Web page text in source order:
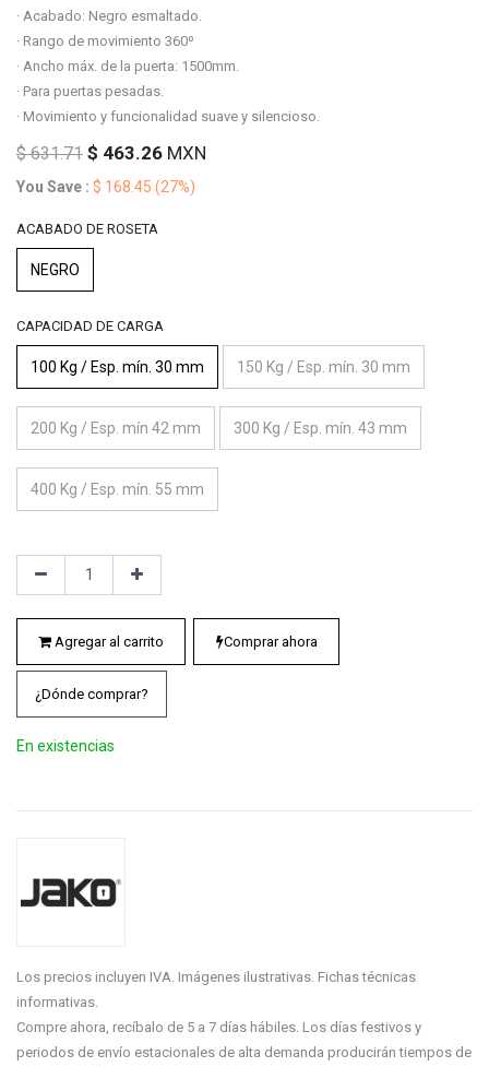
· Acabado: Negro esmaltado.
· Rango de movimiento 360º
· Ancho máx. de la puerta: 1500mm.
· Para puertas pesadas.
· Movimiento y funcionalidad suave y silencioso.
$631.71 $ 463.26 MXN
You Save : $ 168.45 (27%)
ACABADO DE ROSETA
NEGRO
CAPACIDAD DE CARGA
100 Kg / Esp. mín. 30 mm 150 Kg / Esp. mín. 30 mm
200 Kg / Esp. mín 42 mm 300 Kg / Esp. mín. 43 mm
400 Kg / Esp. mín. 55 mm
Agregar al carrito Comprar ahora
¿Dónde comprar?
En existencias
Los precios incluyen IVA. Imágenes ilustrativas. Fichas técnicas
informativas.
Compre ahora, recíbalo de 5 a 7 días hábiles. Los días festivos y
periodos de envío estacionales de alta demanda producirán tiempos de